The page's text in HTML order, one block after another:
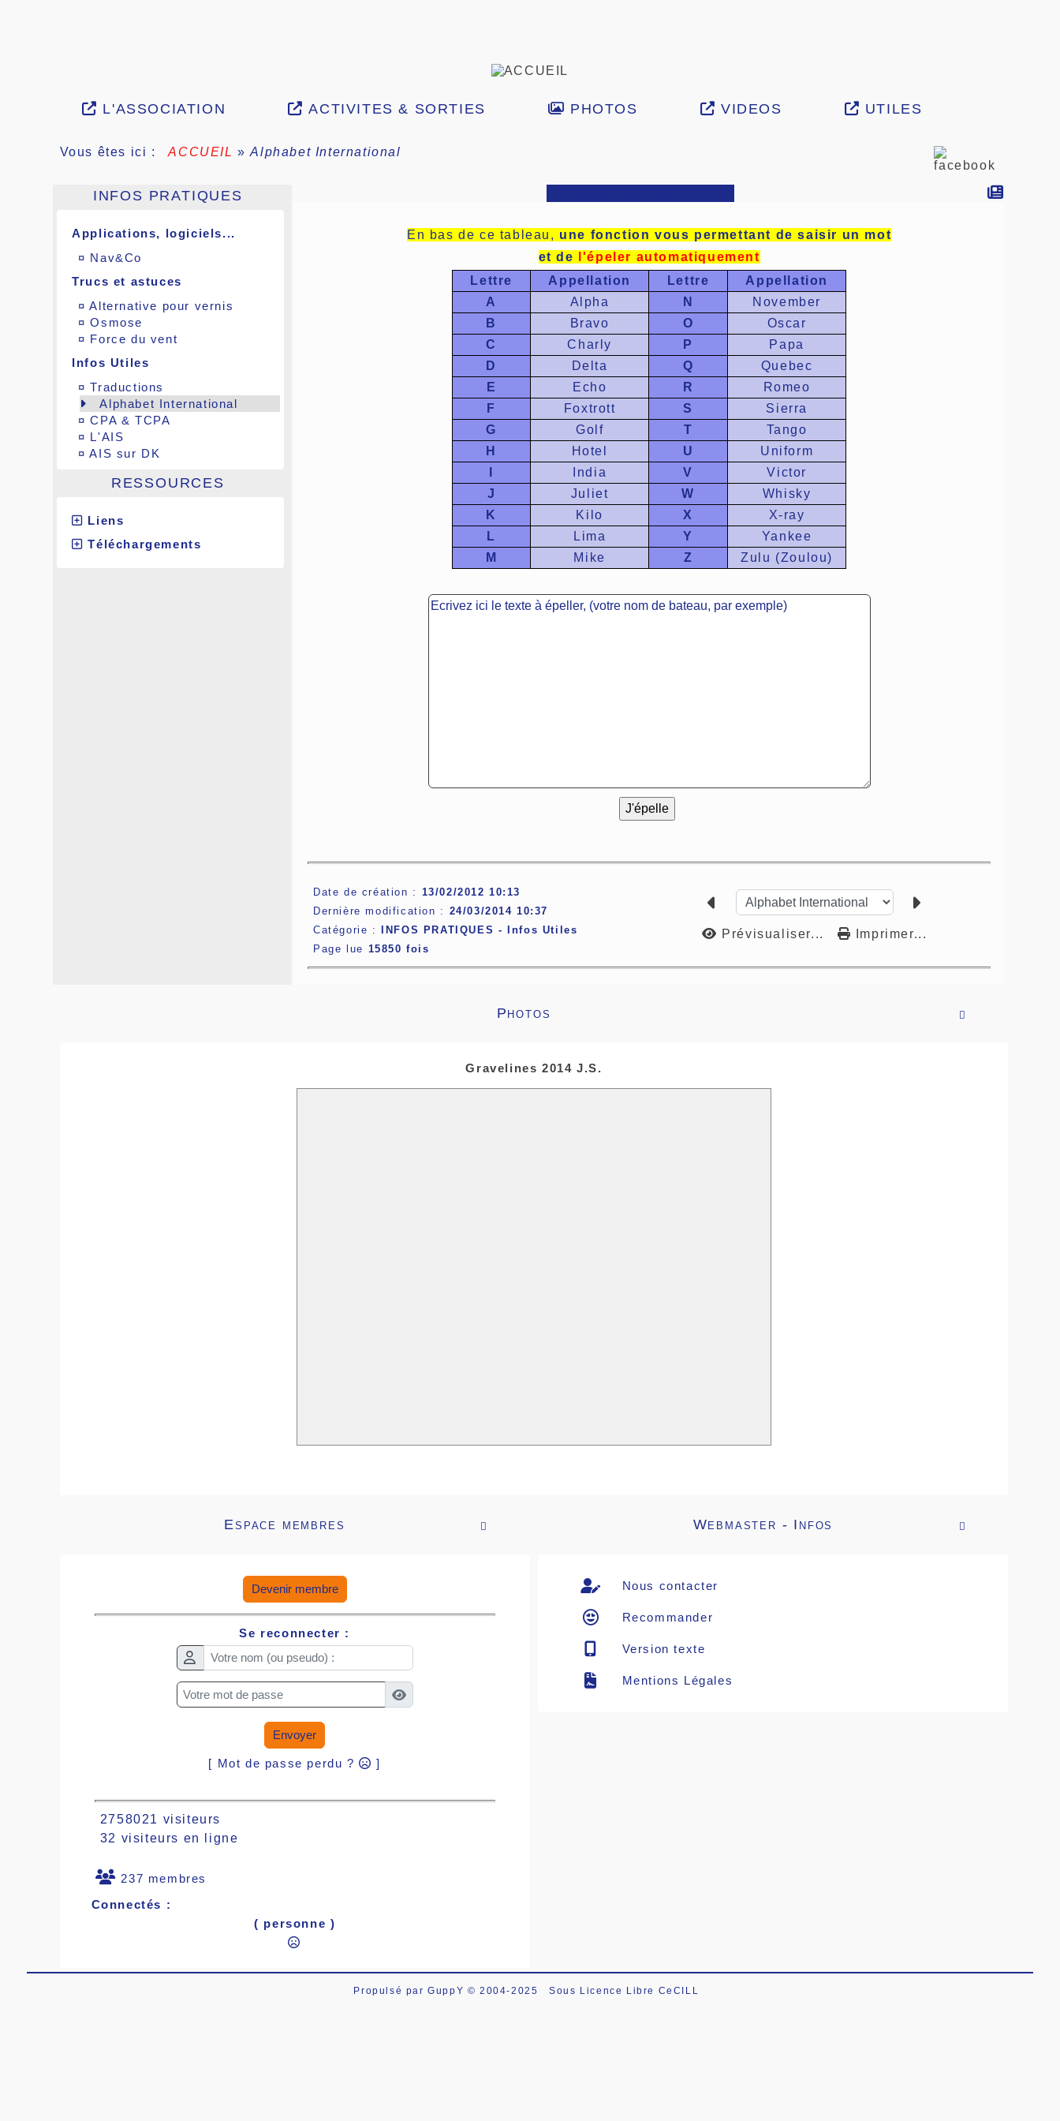
L'ASSOCIATION ACTIVITES & SORTIES PHOTOS VIDEOS UTILES
Vous êtes ici : ACCUEIL»Alphabet International
INFOS PRATIQUES
Applications, logiciels...
¤ Nav&Co
Trucs et astuces
¤Alternative pour vernis
¤Osmose
¤ Force du vent
Infos Utiles
¤Traductions
Alphabet International
¤CPA & TCPA
¤ L'AIS
¤AIS sur DK
RESSOURCES
Liens
Téléchargements
En bas de ce tableau, une fonction vous permettant de saisir un mot
et de
l'épeler automatiquement
Lettre
Appellation Lettre
Appellation
A
Alpha N
November
B
Bravo O
Oscar
C
Charly P
Papa
D
Delta Q
Quebec
E
Echo R
Romeo
F
Foxtrott S
Sierra
G
Golf T
Tango
H
Hotel U
Uniform
India V
Victor
J
Juliet W
Whisky
K
Kilo X
X-ray
L
Lima Y
Yankee
M
Mike Z Zulu (Zoulou)
Date de création : 13/02/2012 10:13
Dernière modification : 24/03/2014 10:37
Catégorie :
INFOS PRATIQUES -
Infos Utiles
Page lue 15850 fois
Prévisualiser... Imprimer...

Photos
Gravelines 2014 J.S.

Espace membres
Devenir membre
Se reconnecter :
Envoyer
[ Mot de passe perdu ? ]
2758021 visiteurs
32 visiteurs en ligne
237 membres
Connectés :
( personne )

Webmaster - Infos
Nous contacter
Recommander
Version texte
Mentions Légales
Propulsé par GuppY © 2004-2025 Sous Licence Libre CeCILL